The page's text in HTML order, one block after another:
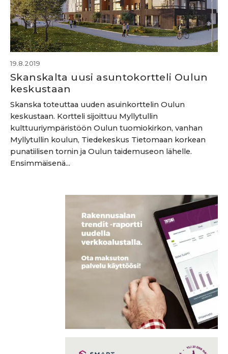
19.8.2019
Skanskalta uusi asuntokortteli Oulun
keskustaan
Skanska toteuttaa uuden asuinkorttelin Oulun
keskustaan. Kortteli sijoittuu Myllytullin
kulttuuriympäristöön Oulun tuomiokirkon, vanhan
Myllytullin koulun, Tiedekeskus Tietomaan korkean
punatiilisen tornin ja Oulun taidemuseon lähelle.
Ensimmäisenä...